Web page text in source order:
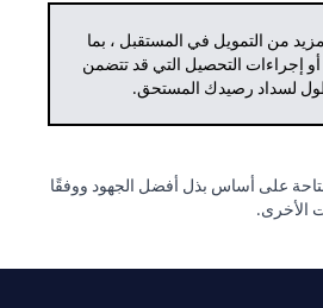
من التمويل في المستقبل ، بما
إجراءات التحصيل التي قد تتضمن
لسداد رصيدك المستحق.
على أساس بذل أفضل الجهود ووفقًا
الأخرى.